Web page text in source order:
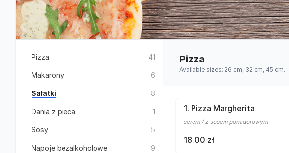
Pizza 41
Makarony 6
Sałatki 8
Dania z pieca 1
Sosy 5
Napoje bezalkoholowe 9
Pizza
Available sizes: 26 cm, 32 cm, 45 cm.
1. Pizza Margherita
serem / z sosem pomidorowym
18,00 zł